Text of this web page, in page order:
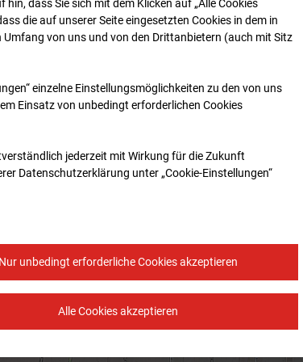
dass Sie sich mit dem Klicken auf „Alle Cookies
die auf unserer Seite eingesetzten Cookies in dem in
von uns und von den Drittanbietern (auch mit Sitz
einzelne Einstellungsmöglichkeiten zu den von uns
Einsatz von unbedingt erforderlichen Cookies
jederzeit mit Wirkung für die Zukunft
Datenschutzerklärung unter „Cookie-Einstellungen“
Nur unbedingt erforderliche Cookies akzeptieren
Alle Cookies akzeptieren